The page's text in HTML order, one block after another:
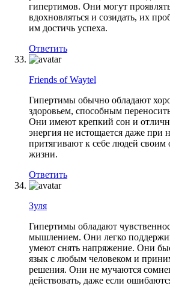
гипертимов. Они могут
вдохновляться и созидать, их
им достичь успеха.
Ответить
Friends of Waytel
Гипертимы обычно обладают
здоровьем, способным
Они имеют крепкий сон и
энергия не истощается даже при
притягивают к себе людей
жизни.
Ответить
Зуля
Гипертимы обладают
мышлением. Они легко
умеют снять напряжение. Они
язык с любым человеком и
решения. Они не мучаются
действовать, даже если